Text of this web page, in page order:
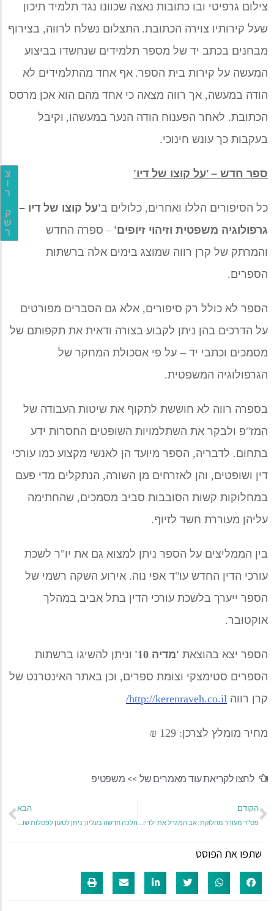
צ
ו
ר
ק
ש
ר
צילום גרפיטי ובו כתובות נאצה שכוונו נגד תלמיד תיכון
שעל קירותיו צוירה הכתובת. התצלום נשלח לרווה, בצירוף
מבחנים בכתב יד של מספר תלמידים שנחשדו בביצוע
המעשה על קירות בית הספר. אף אחד מהתלמידים לא
הודה במעשה, אך רווה מצאה כי אחד מהם הוא אכן מרסס
הכתובת. לאחר הפענוח הודה הנער במעשהו, וקיבל
בעקבות כך עונש חינוכי.
ספר חדש –
'על קוצו של דיו'
כל הסיפורים הללו ואחרים, כלולים ב'על קוצו של דיו –
גרפולוגיה משפטית וזיהוי זיופים'
– ספרה החדש
והמרתק של קרן רווה שמוצג בימים אלה ברשתות
הספרים.
הספר לא כולל רק סיפורים, אלא גם הסברים מפורטים
על הדרכים בהן ניתן לקבוע בצורה ודאית את תקפותם של
מסמכים וכתבי יד – על פי אסכולת המחקר של
הגרפולוגיה המשפטית.
בספרה רווה לא חוששת לתקוף את שיטות העבודה של
המז"פ ולבקר את השתלמויות השופטים החסרות ידע
בתחום. לדבריה, הספר מיועד הן לאנשי מקצוע כמו עורכי
דין ושופטים, והן לאזרחים מן השורה, הנתקלים מדי פעם
במחלוקות קשות הסובבות סביב מסמכים, שהחתימה
עליהן מעוררת חשד לזיוף.
בין הממליצים על הספר ניתן למצוא גם את יו"ר לשכת
עורכי הדין החדש עו"ד אפי נוה. אירוע השקה רשמי של
הספר ייערך בלשכת עורכי הדין בתל אביב במהלך
אוקטובר.
הספר יצא בהוצאת 'מדיה 10' וניתן להשיגו ברשתות
הספרים סטימצקי וצומת ספרים, וכן באתר האינטרנט של
קרן רווה http://kerenraveh.co.il
/
מחיר מומלץ לצרכן: 129 ₪
לחצו לקריאת עוד מאמרים של >> משפטיפ
הקודם הבא
שתפו את הפוסט